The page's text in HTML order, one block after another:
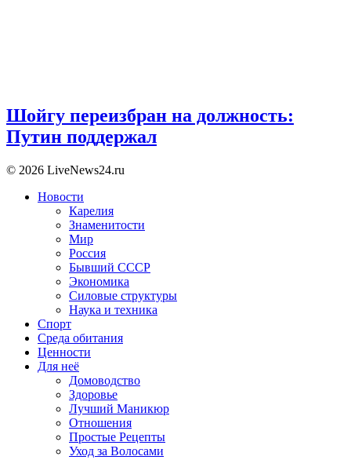
Шойгу переизбран на должность:
Путин поддержал
© 2026 LiveNews24.ru
Новости
Карелия
Знаменитости
Мир
Россия
Бывший СССР
Экономика
Силовые структуры
Наука и техника
Спорт
Среда обитания
Ценности
Для неё
Домоводство
Здоровье
Лучший Маникюр
Отношения
Простые Рецепты
Уход за Волосами